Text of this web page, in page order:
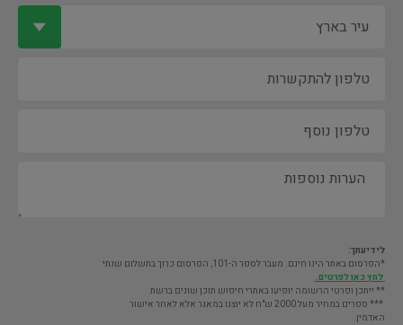
לידיעתך:
*הפרסום באתר הינו חינם. מעבר לספר ה-101, הפרסום כרוך בתשלום שנתי
לחץ כאן לפרטים.
** ייתכן ופרטי הרשומה יופיעו באתרי חיפוש תוכן שונים ברשת
*** ספרים במחיר מעל 2000 ש"ח לא יוצגו במאגר אלא לאחר אישור
האדמין.